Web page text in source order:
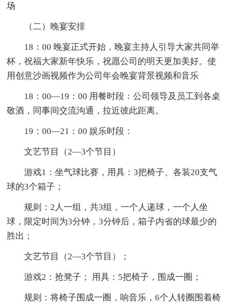
场
（二）晚宴安排
18：00 晚宴正式开始，晚宴主持人引导大家共同举
杯，祝福大家新年快乐，祝愿公司的明天更加美好。使
用创意沙画视频作为公司年会晚宴背景视频和音乐
18：00—19：00 用餐时段：公司领导及员工到各桌
敬酒，同事间交流沟通，拉近彼此距离。
19：00—21：00 娱乐时段：
文艺节目（2—3个节目）
游戏1：坐气球比赛，用具：3把椅子、各装20支气
球的3个箱子；
规则：2人一组，共3组，一个人递球，一个人坐
球，限定时间为3分钟，3分钟后，箱子内省的球最少的
胜出；
文艺节目（2—3个节目）；
游戏2：抢凳子； 用具：5把椅子，围成一圈；
规则：将椅子围成一圈，响音乐，6个人转圈围着椅